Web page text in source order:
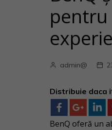
admin@
Distribuie daca
BenQ oferă un